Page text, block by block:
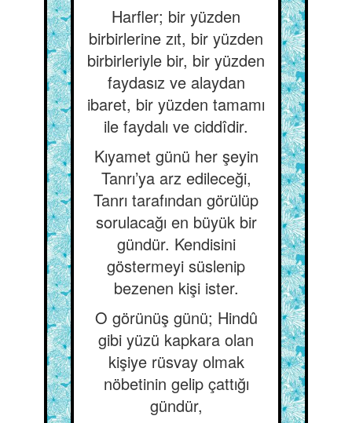
Harfler; bir yüzden
birbirlerine zıt, bir yüzden
birbirleriyle bir, bir yüzden
faydasız ve alaydan
ibaret, bir yüzden tamamı
ile faydalı ve ciddîdir.
Kıyamet günü her şeyin
Tanrı’ya arz edileceği,
Tanrı tarafından görülüp
sorulacağı en büyük bir
gündür. Kendisini
göstermeyi süslenip
bezenen kişi ister.
O görünüş günü; Hindû
gibi yüzü kapkara olan
kişiye rüsvay olmak
nöbetinin gelip çattığı
gündür,